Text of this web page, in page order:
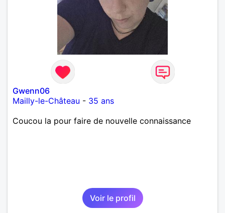
Gwenn06
Mailly-le-Château - 35 ans
Coucou la pour faire de nouvelle connaissance
Voir le profil